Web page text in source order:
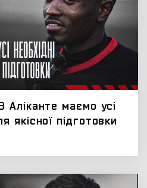
Аліканте маємо усі
якісної підготовки